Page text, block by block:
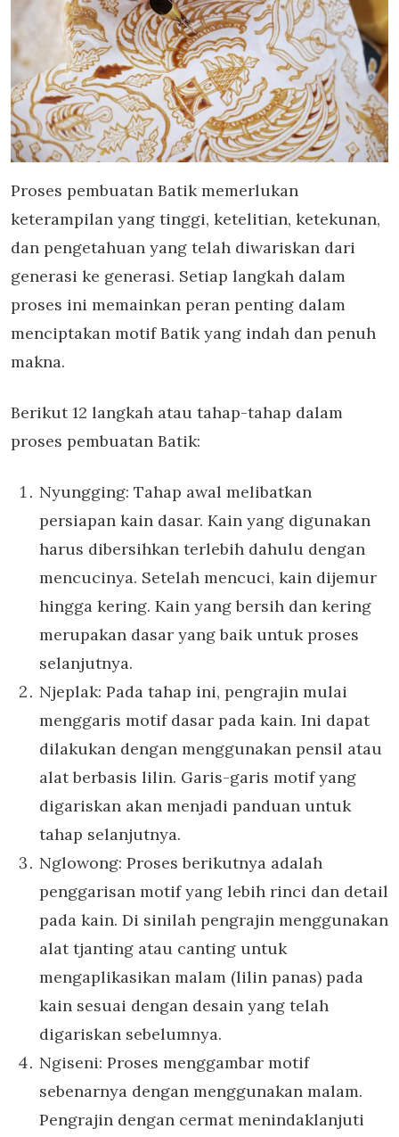
Proses pembuatan Batik memerlukan
keterampilan yang tinggi, ketelitian, ketekunan,
dan pengetahuan yang telah diwariskan dari
generasi ke generasi. Setiap langkah dalam
proses ini memainkan peran penting dalam
menciptakan motif Batik yang indah dan penuh
makna.
Berikut 12 langkah atau tahap-tahap dalam
proses pembuatan Batik:
Nyungging: Tahap awal melibatkan
persiapan kain dasar. Kain yang digunakan
harus dibersihkan terlebih dahulu dengan
mencucinya. Setelah mencuci, kain dijemur
hingga kering. Kain yang bersih dan kering
merupakan dasar yang baik untuk proses
selanjutnya.
Njeplak: Pada tahap ini, pengrajin mulai
menggaris motif dasar pada kain. Ini dapat
dilakukan dengan menggunakan pensil atau
alat berbasis lilin. Garis-garis motif yang
digariskan akan menjadi panduan untuk
tahap selanjutnya.
Nglowong: Proses berikutnya adalah
penggarisan motif yang lebih rinci dan detail
pada kain. Di sinilah pengrajin menggunakan
alat tjanting atau canting untuk
mengaplikasikan malam (lilin panas) pada
kain sesuai dengan desain yang telah
digariskan sebelumnya.
Ngiseni: Proses menggambar motif
sebenarnya dengan menggunakan malam.
Pengrajin dengan cermat menindaklanjuti